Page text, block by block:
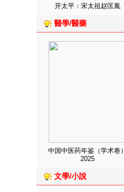
开太平：宋太祖赵匡胤
醫學/醫藥
中国中医药年鉴（学术卷）
2025
文學/小說